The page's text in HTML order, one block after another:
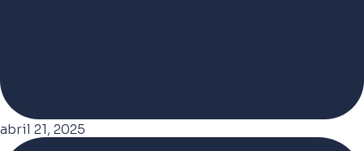
abril 21, 2025